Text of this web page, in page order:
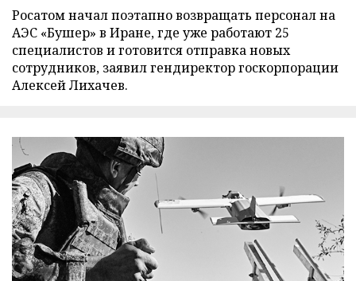
Росатом начал поэтапно возвращать персонал на
АЭС «Бушер» в Иране, где уже работают 25
специалистов и готовится отправка новых
сотрудников, заявил гендиректор госкорпорации
Алексей Лихачев.